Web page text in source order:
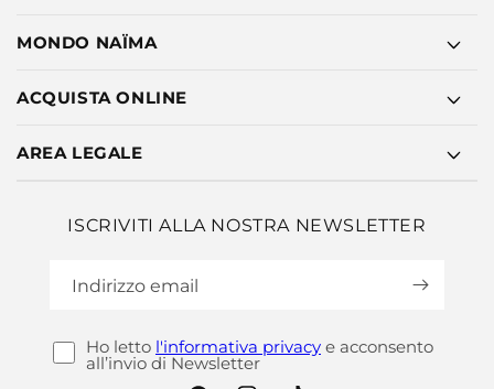
MONDO NAÏMA
ACQUISTA ONLINE
AREA LEGALE
ISCRIVITI ALLA NOSTRA NEWSLETTER
Indirizzo email
Ho letto l'informativa privacy e acconsento
all’invio di Newsletter